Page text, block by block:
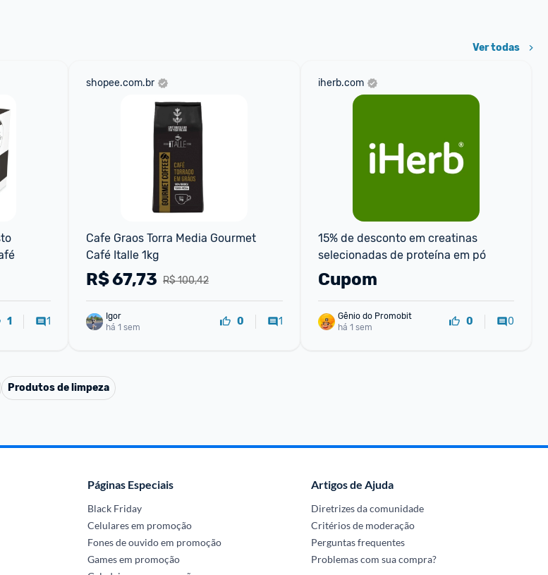
Ver todas
1 1
shopee.com.br
Cafe Graos Torra Media Gourmet
Café Italle 1kg
R$ 100,42
R$67,73
Igor
há 1 sem
0 1
iherb.com
15% de desconto em creatinas
selecionadas de proteína em pó
Cupom
Gênio do Promobit
há 1 sem
0 0
Produtos de limpeza
Páginas Especiais
Black Friday
Celulares em promoção
Fones de ouvido em promoção
Games em promoção
Artigos de Ajuda
Diretrizes da comunidade
Critérios de moderação
Perguntas frequentes
Problemas com sua compra?